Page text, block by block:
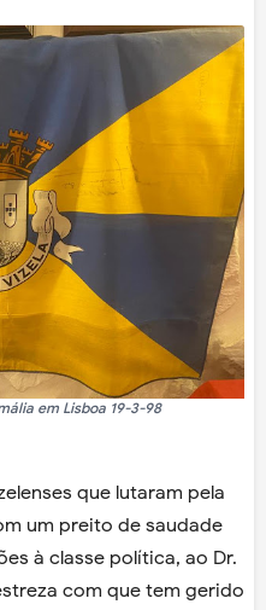
em Lisboa 19-3-98
que lutaram pela
um preito de saudade
à classe política, ao Dr.
com que tem gerido